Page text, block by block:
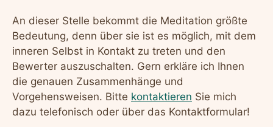
An dieser Stelle bekommt die Meditation größte
Bedeutung, denn über sie ist es möglich, mit dem
inneren Selbst in Kontakt zu treten und den
Bewerter auszuschalten. Gern erkläre ich Ihnen
die genauen Zusammenhänge und
Vorgehensweisen. Bitte kontaktieren Sie mich
dazu telefonisch oder über das Kontaktformular!